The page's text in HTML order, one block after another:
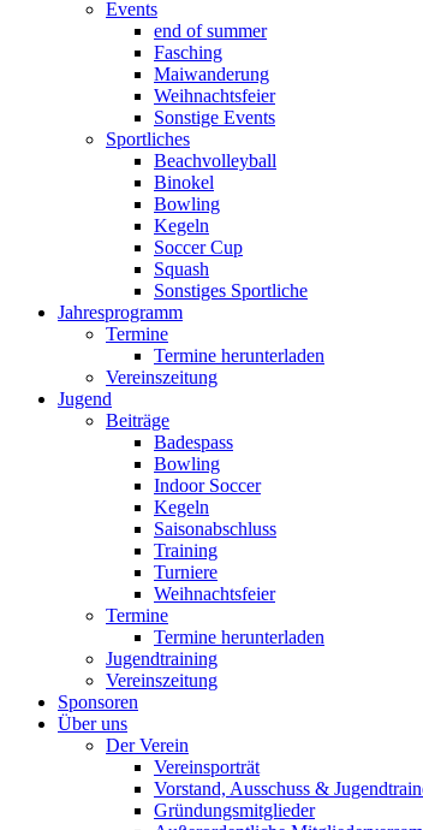
Events
end of summer
Fasching
Maiwanderung
Weihnachtsfeier
Sonstige Events
Sportliches
Beachvolleyball
Binokel
Bowling
Kegeln
Soccer Cup
Squash
Sonstiges Sportliche
Jahresprogramm
Termine
Termine herunterladen
Vereinszeitung
Jugend
Beiträge
Badespass
Bowling
Indoor Soccer
Kegeln
Saisonabschluss
Training
Turniere
Weihnachtsfeier
Termine
Termine herunterladen
Jugendtraining
Vereinszeitung
Sponsoren
Über uns
Der Verein
Vereinsporträt
Vorstand, Ausschuss &
Gründungsmitglieder